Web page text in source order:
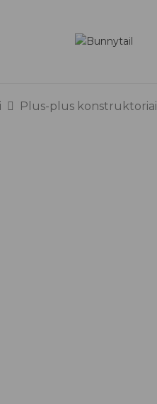
Plus-plus konstruktoriai